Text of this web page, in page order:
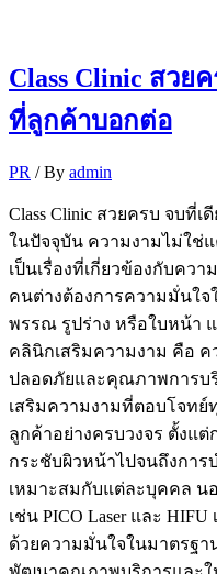
Class Clinic สวย
ที่ลูกค้าบอกต่อ
PR / By admin
Class Clinic สวยครบ จบ
ในปัจจุบัน ความงามไม่ใช่
เป็นเรื่องที่เกี่ยวข้องกับคว
คนต่างต้องการความมั่นใจ
พรรณ รูปร่าง หรือใบหน้า
คลินิกเสริมความงาม คือ
ปลอดภัยและคุณภาพการ
เสริมความงามที่ตอบโจท
ลูกค้าอย่างครบวงจร ตั้งแ
กระชับผิวหน้าไปจนถึงการ
เหมาะสมกับแต่ละบุคคล น
เช่น PICO Laser และ
ด้วยความมั่นใจในมาตรฐา